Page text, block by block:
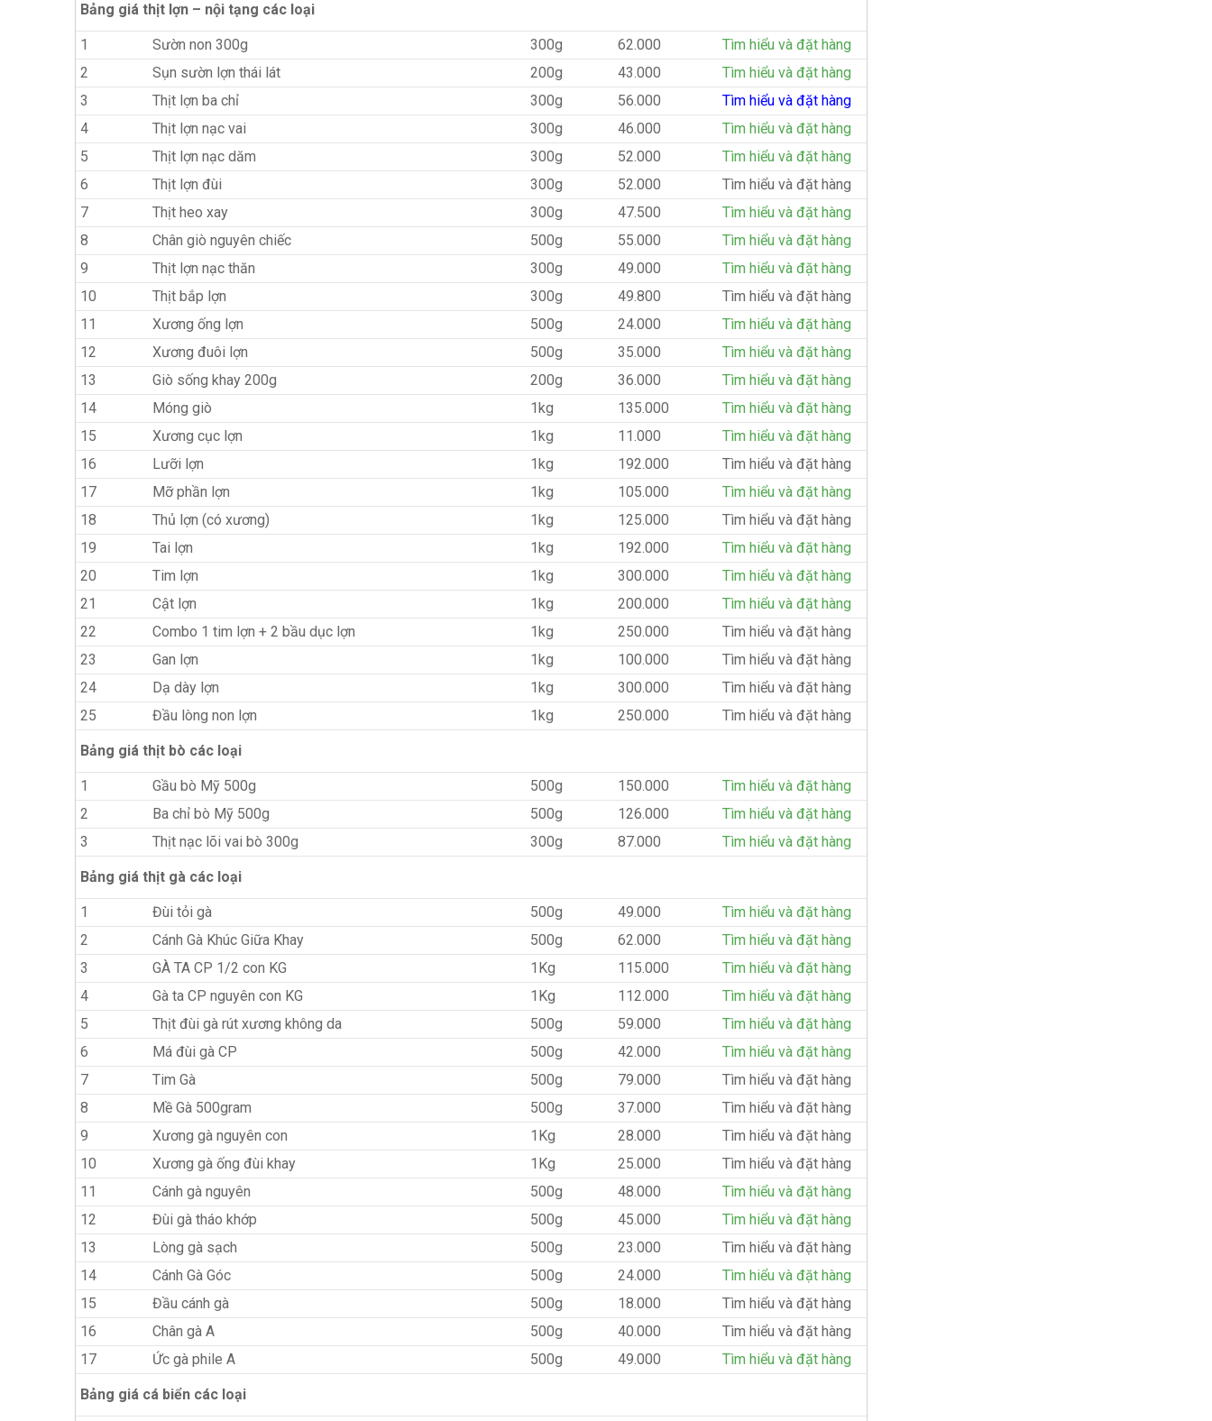
Bảng giá thịt lợn – nội tạng các loại
1 Sườn non 300g 300g 62.000
Tìm hiểu và đặt hàng
2
Sụn sườn lợn thái lát 200g 43.000
Tìm hiểu và đặt hàng
3
Thịt lợn ba chỉ 300g 56.000
Tìm hiểu và đặt hàng
4
Thịt lợn nạc vai 300g 46.000
Tìm hiểu và đặt hàng
5
Thịt lợn nạc dăm 300g 52.000
Tìm hiểu và đặt hàng
6
Thịt lợn đùi 300g 52.000
Tìm hiểu và đặt hàng
7
Thịt heo xay 300g 47.500
Tìm hiểu và đặt hàng
8
Chân giò nguyên chiếc 500g 55.000
Tìm hiểu và đặt hàng
9
Thịt lợn nạc thăn 300g 49.000
Tìm hiểu và đặt hàng
10
Thịt bắp lợn 300g 49.800
Tìm hiểu và đặt hàng
11
Xương ống lợn 500g 24.000
Tìm hiểu và đặt hàng
12
Xương đuôi lợn 500g 35.000
Tìm hiểu và đặt hàng
13
Giò sống khay 200g 200g 36.000
Tìm hiểu và đặt hàng
14
Móng giò 1kg 135.000
Tìm hiểu và đặt hàng
15
Xương cục lợn 1kg 11.000
Tìm hiểu và đặt hàng
16
Lưỡi lợn 1kg 192.000
Tìm hiểu và đặt hàng
17
Mỡ phần lợn 1kg 105.000
Tìm hiểu và đặt hàng
18
Thủ lợn (có xương) 1kg 125.000
Tìm hiểu và đặt hàng
19
Tai lợn 1kg 192.000
Tìm hiểu và đặt hàng
20
Tim lợn 1kg 300.000
Tìm hiểu và đặt hàng
21
Cật lợn 1kg 200.000
Tìm hiểu và đặt hàng
22
Combo 1 tim lợn + 2 bầu dục lợn 1kg 250.000
Tìm hiểu và đặt hàng
23
Gan lợn 1kg 100.000
Tìm hiểu và đặt hàng
24
Dạ dày lợn 1kg 300.000
Tìm hiểu và đặt hàng
25
Đầu lòng non lợn 1kg 250.000 Tìm hiểu và đặt hàng
Bảng giá thịt bò các loại
1 Gầu bò Mỹ 500g 500g 150.000
Tìm hiểu và đặt hàng
2
Ba chỉ bò Mỹ 500g 500g 126.000
Tìm hiểu và đặt hàng
3
Thịt nạc lõi vai bò 300g 300g 87.000 Tìm hiểu và đặt hàng
Bảng giá thịt gà các loại
1 Đùi tỏi gà 500g 49.000
Tìm hiểu và đặt hàng
2
Cánh Gà Khúc Giữa Khay 500g 62.000
Tìm hiểu và đặt hàng
3
GÀ TA CP 1/2 con KG 1Kg 115.000
Tìm hiểu và đặt hàng
4
Gà ta CP nguyên con KG 1Kg 112.000
Tìm hiểu và đặt hàng
5
Thịt đùi gà rút xương không da 500g 59.000
Tìm hiểu và đặt hàng
6
Má đùi gà CP 500g 42.000
Tìm hiểu và đặt hàng
7
Tim Gà 500g 79.000
Tìm hiểu và đặt hàng
8
Mề Gà 500gram 500g 37.000
Tìm hiểu và đặt hàng
9
Xương gà nguyên con 1Kg 28.000
Tìm hiểu và đặt hàng
10
Xương gà ống đùi khay 1Kg 25.000
Tìm hiểu và đặt hàng
11
Cánh gà nguyên 500g 48.000
Tìm hiểu và đặt hàng
12
Đùi gà tháo khớp 500g 45.000
Tìm hiểu và đặt hàng
13
Lòng gà sạch 500g 23.000
Tìm hiểu và đặt hàng
14
Cánh Gà Góc 500g 24.000
Tìm hiểu và đặt hàng
15
Đầu cánh gà 500g 18.000
Tìm hiểu và đặt hàng
16
Chân gà A 500g 40.000
Tìm hiểu và đặt hàng
17
Ức gà phile A 500g 49.000 Tìm hiểu và đặt hàng
Bảng giá cá biển các loại